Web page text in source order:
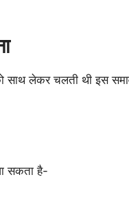
को साथ लेकर चलती थी इस
सकता है-